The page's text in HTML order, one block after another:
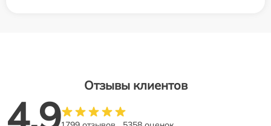
Отзывы клиентов